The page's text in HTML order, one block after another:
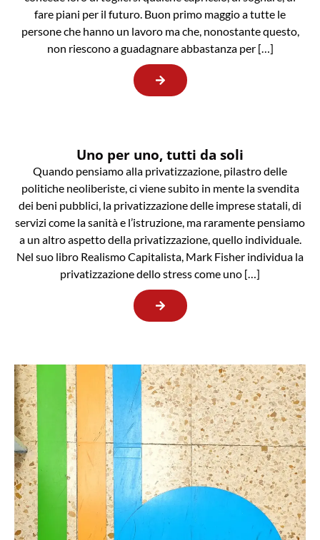
fare piani per il futuro. Buon primo maggio a tutte le
persone che hanno un lavoro ma che, nonostante questo,
non riescono a guadagnare abbastanza per […]
Uno per uno, tutti da soli
Quando pensiamo alla privatizzazione, pilastro delle
politiche neoliberiste, ci viene subito in mente la svendita
dei beni pubblici, la privatizzazione delle imprese statali, di
servizi come la sanità e l’istruzione, ma raramente pensiamo
a un altro aspetto della privatizzazione, quello individuale.
Nel suo libro Realismo Capitalista, Mark Fisher individua la
privatizzazione dello stress come uno […]